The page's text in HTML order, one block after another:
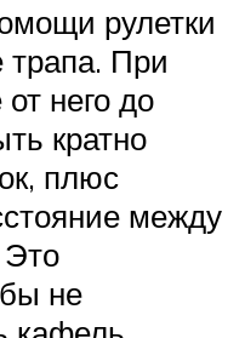
рулетки
трапа. При
него до
кратно
плюс
между
не